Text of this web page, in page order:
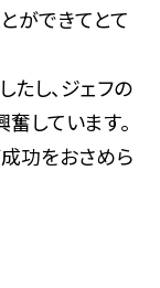
ができてとて
し、ジェフの
しています。
功をおさめら